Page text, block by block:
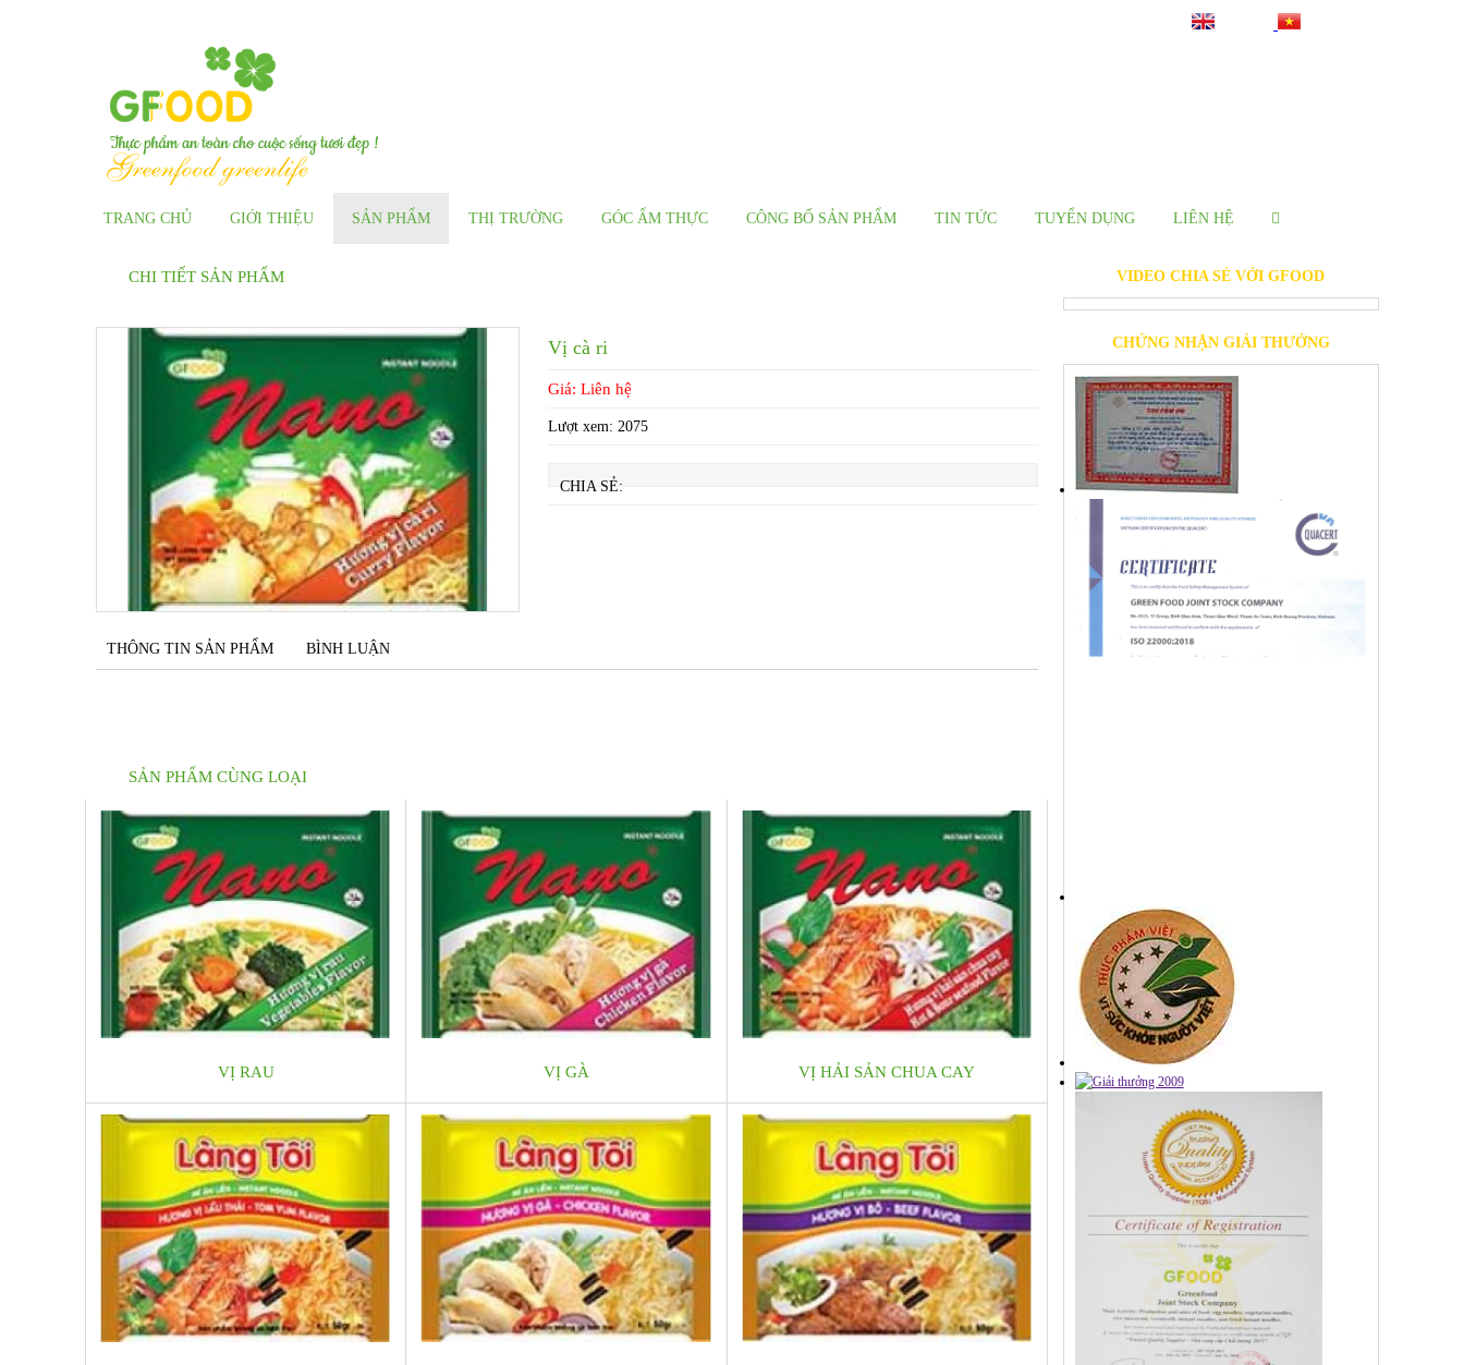
TRANG CHỦ GIỚI THIỆU SẢN PHẨM THỊ TRƯỜNG GÓC ẨM THỰC CÔNG BỐ SẢN PHẨM TIN TỨC TUYỂN DỤNG LIÊN HỆ
CHI TIẾT SẢN PHẨM
Vị cà ri
Giá: Liên hệ
Lượt xem: 2075
CHIA SẺ:
THÔNG TIN SẢN PHẨM BÌNH LUẬN
SẢN PHẨM CÙNG LOẠI
VỊ RAU VỊ GÀ VỊ HẢI SẢN CHUA CAY
VIDEO CHIA SẺ VỚI GFOOD
CHỨNG NHẬN GIẢI THƯỞNG